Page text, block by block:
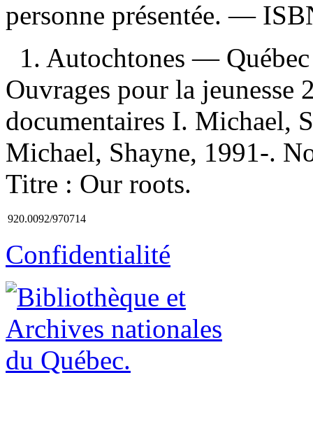
personne présentée. —
1. Autochtones —
Ouvrages pour la
documentaires I. Michael,
Michael, Shayne, 1991-.
Titre : Our roots.
920.0092/970714
Confidentialité